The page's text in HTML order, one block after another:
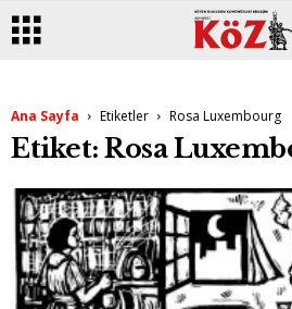
Ana Sayfa Etiketler Rosa Luxembourg
Etiket: Rosa